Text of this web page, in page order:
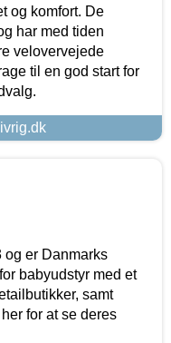
og komfort. De
har med tiden
velovervejede
til en god start for
og er Danmarks
babyudstyr med et
samt
for at se deres